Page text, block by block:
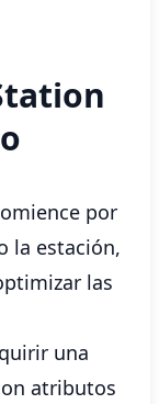
por
la estación,
las
una
atributos